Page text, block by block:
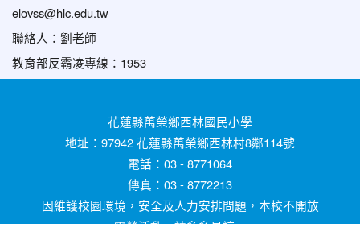
elovss@hlc.edu.tw
聯絡人：劉老師
教育部反霸凌專線：1953
花蓮縣萬榮鄉西林國民小學
地址：97942 花蓮縣萬榮鄉西林村8鄰114號
電話：03 - 8771064
傳真：03 - 8772213
因維護校園環境，安全及人力安排問題，本校不開放